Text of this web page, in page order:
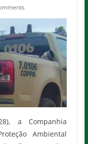
a Companhia
Ambiental